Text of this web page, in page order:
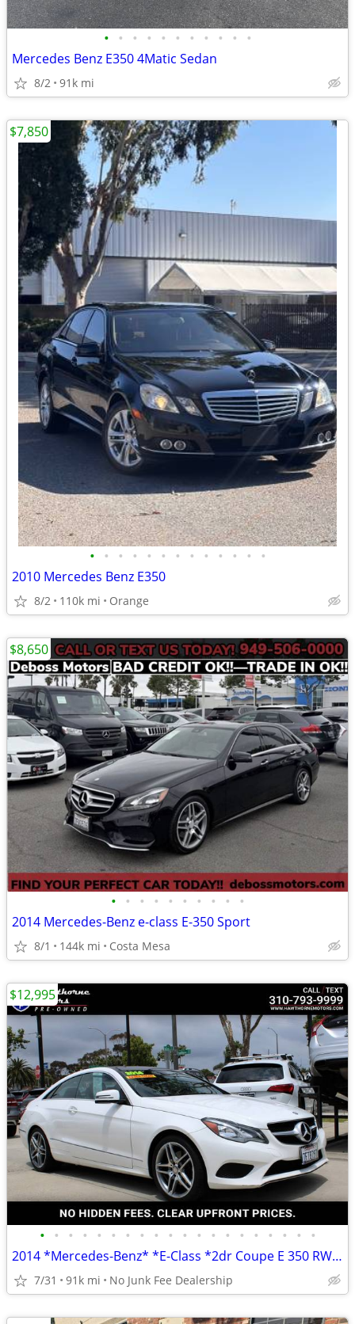
• • • • • • • • • • •
Mercedes Benz E350 4Matic Sedan
8/2 91k mi
• • • • • • • • • • • • •
2010 Mercedes Benz E350
8/2 110k mi Orange
$7,850
• • • • • • • • • •
2014 Mercedes-Benz e-class E-350 Sport
8/1 144k mi Costa Mesa
$8,650
• • • • • • • • • • • • • • • • • • • •
2014 *Mercedes-Benz* *E-Class *2dr Coupe E 350 RWD* Pol
7/31 91k mi No Junk Fee Dealership
$12,995